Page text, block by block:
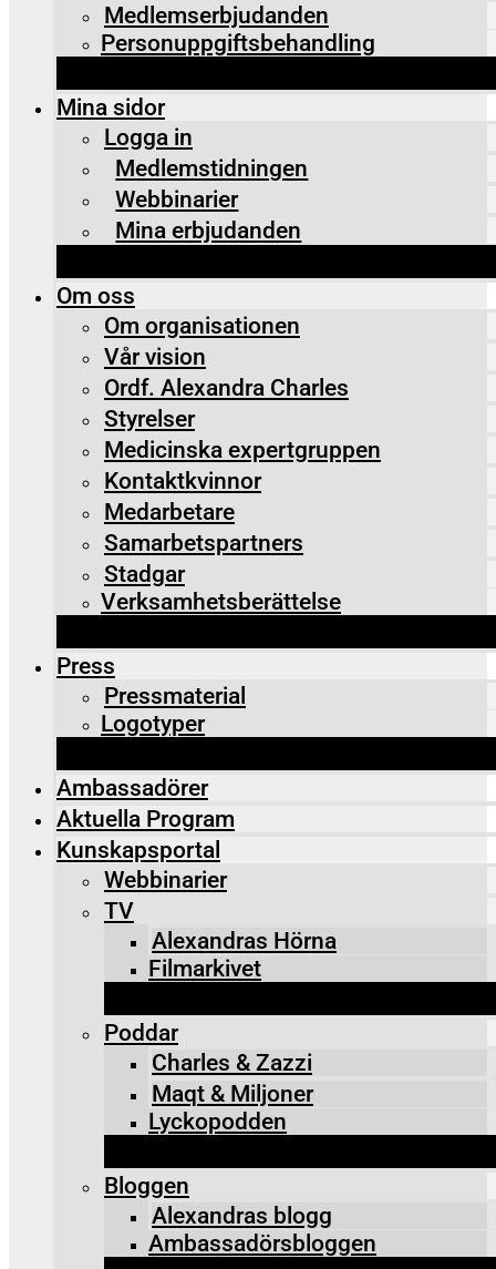
Medlemserbjudanden
Personuppgiftsbehandling
Mina sidor
Logga in
Medlemstidningen
Webbinarier
Mina erbjudanden
Om oss
Om organisationen
Vår vision
Ordf. Alexandra Charles
Styrelser
Medicinska expertgruppen
Kontaktkvinnor
Medarbetare
Samarbetspartners
Stadgar
Verksamhetsberättelse
Press
Pressmaterial
Logotyper
Ambassadörer
Aktuella Program
Kunskapsportal
Webbinarier
TV
Alexandras Hörna
Filmarkivet
Poddar
Charles & Zazzi
Maqt & Miljoner
Lyckopodden
Bloggen
Alexandras blogg
Ambassadörsbloggen